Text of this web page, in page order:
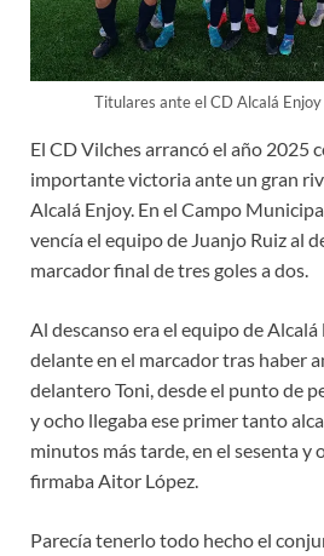
Titulares ante el CD Alcalá
El CD Vilches arrancó el año 2025
importante victoria ante un gran
Alcalá Enjoy. En el Campo
vencía el equipo de Juanjo Ruiz al
marcador final de tres goles a dos.
Al descanso era el equipo de
delante en el marcador tras haber
delantero Toni, desde el punto de
y ocho llegaba ese primer tanto
minutos más tarde, en el sesenta y
firmaba Aitor López.
Parecía tenerlo todo hecho el